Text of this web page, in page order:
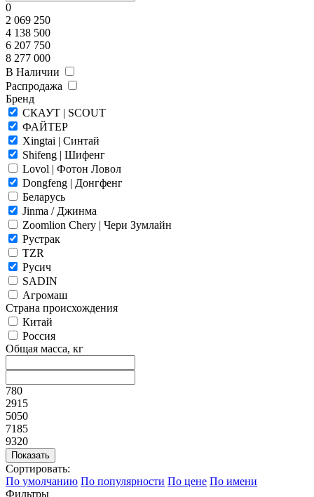
0
2 069 250
4 138 500
6 207 750
8 277 000
В Наличии
Распродажа
Бренд
СКАУТ | SCOUT
ФАЙТЕР
Xingtai | Синтай
Shifeng | Шифенг
Lovol | Фотон Ловол
Dongfeng | Донгфенг
Беларусь
Jinma / Джинма
Zoomlion Chery | Чери Зумлайн
Рустрак
TZR
Русич
SADIN
Агромаш
Страна происхождения
Китай
Россия
Общая масса, кг
780
2915
5050
7185
9320
Сортировать:
По умолчанию По популярности По цене По имени
Фильтры